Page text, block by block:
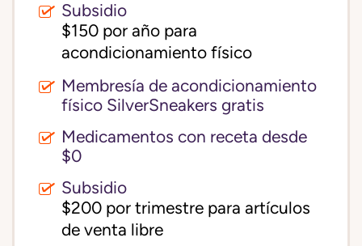
Subsidio
$150 por año para
acondicionamiento físico
Membresía de acondicionamiento
físico SilverSneakers gratis
Medicamentos con receta desde
$0
Subsidio
$200 por trimestre para artículos
de venta libre